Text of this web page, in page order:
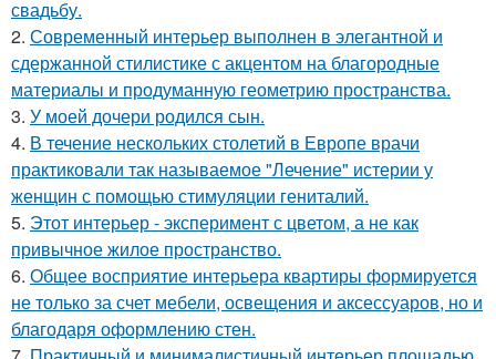
свадьбу.
2. Современный интерьер выполнен в элегантной и
сдержанной стилистике с акцентом на благородные
материалы и продуманную геометрию пространства.
3. У моей дочери родился сын.
4. В течение нескольких столетий в Европе врачи
практиковали так называемое "Лечение" истерии у
женщин с помощью стимуляции гениталий.
5. Этот интерьер - эксперимент с цветом, а не как
привычное жилое пространство.
6. Общее восприятие интерьера квартиры формируется
не только за счет мебели, освещения и аксессуаров, но и
благодаря оформлению стен.